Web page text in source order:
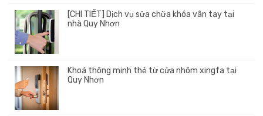
[CHI TIẾT] Dịch vụ sửa chữa khóa vân tay tại
nhà Quy Nhơn
Khoá thông minh thẻ từ cửa nhôm xingfa tại
Quy Nhơn